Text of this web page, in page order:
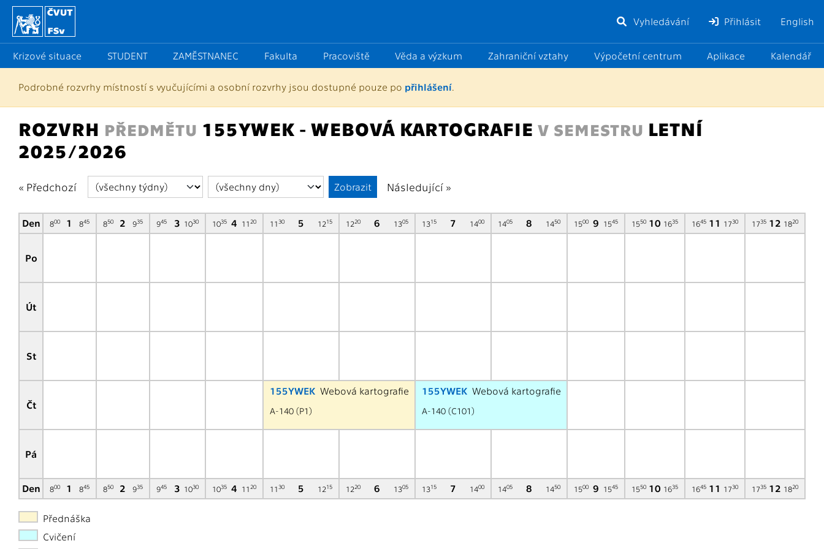
Vyhledávání Přihlásit English
Krizové situace STUDENT ZAMĚSTNANEC Fakulta Pracoviště Věda a výzkum Zahraniční vztahy Výpočetní centrum Aplikace Kalendář
Rozvrhy:Podle předmětů
Podrobné rozvrhy místností s vyučujícími a osobní rozvrhy jsou dostupné pouze po přihlášení.
ROZVRH PŘEDMĚTU 155YWEK - WEBOVÁ KARTOGRAFIE V SEMESTRU LETNÍ
2025/2026
« Předchozí Následující »
Den 800 1 845 850 2 935 945 3 1030 1035 4 1120 1130 5 1215 1220 6 1305 1315 7 1400 1405 8 1450 1500 9 1545 1550 10 1635 1645 11 1730 1735 12 1820
Po
Út
St
Čt
155YWEK Webová kartografie
A-140(P1)
155YWEK Webová kartografie
A-140(C101)
Pá
Den 800 1 845 850 2 935 945 3 1030 1035 4 1120 1130 5 1215 1220 6 1305 1315 7 1400 1405 8 1450 1500 9 1545 1550 10 1635 1645 11 1730 1735 12 1820
Přednáška
Cvičení